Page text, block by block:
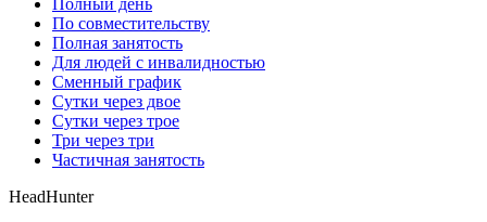
Полный день
По совместительству
Полная занятость
Для людей с инвалидностью
Сменный график
Сутки через двое
Сутки через трое
Три через три
Частичная занятость
HeadHunter